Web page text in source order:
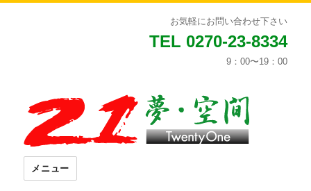
お気軽にお問い合わせ下さい
TEL 0270-23-8334
9：00〜19：00
メニュー